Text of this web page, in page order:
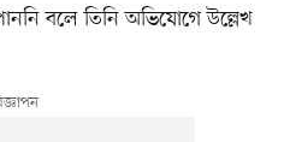
বলে তিনি অভিযোগে উল্লেখ